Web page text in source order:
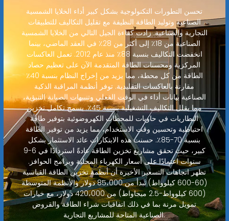
تحسن التطورات التكنولوجية بشكل كبير أداء الخلايا الشمسية
الصناعية وتوليد الطاقة النظيفة مع تقليل التكاليف للتطبيقات
التجارية والصناعية. زادت كفاءة الجيل التالي من الخلايا الشمسية
الصناعية من 18٪ إلى أكثر من 28٪ في العقد الماضي، بينما
انخفضت التكاليف بنسبة 88٪ منذ عام 2012. تعمل العاكسات
المركزية ومحسنات الطاقة المتقدمة الآن على تعظيم حصاد
الطاقة من كل محطة، مما يزيد من إخراج النظام بنسبة 40٪
مقارنة بالعاكسات التقليدية. توفر أنظمة المراقبة الذكية
الصناعية بيانات أداء في الوقت الفعلي وتنبيهات الصيانة التنبؤية،
مما يقلل التكاليف التشغيلية بنسبة 45٪. يسمح تكامل تخزين
البطاريات في حاويات للمحطات الكهروضوئية بتوفير طاقة
احتياطية وتحسين وقت الاستخدام، مما يزيد من توفير الطاقة
بنسبة 70-85٪. حسنت هذه الابتكارات عائد الاستثمار بشكل
كبير، حيث تحقق مشاريع تخزين الطاقة عادةً استردادًا في 6-9
سنوات اعتمادًا على أسعار الكهرباء المحلية وبرامج الحوافز.
تظهر اتجاهات التسعير الأخيرة أن أنظمة تخزين الطاقة القياسية
(60-600 كيلوواط) تبدأ من 85،000 دولار والأنظمة المتوسطة
(600 كيلوواط-2.5 ميجاواط) من 420،000 دولار، مع خيارات
تمويل مرنة بما في ذلك اتفاقيات شراء الطاقة والقروض
الصناعية المتاحة للمشاريع التجارية.